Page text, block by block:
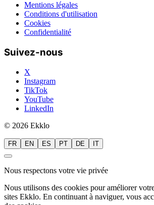
Mentions légales
Conditions d'utilisation
Cookies
Confidentialité
Suivez-nous
X
Instagram
TikTok
YouTube
LinkedIn
© 2026 Ekklo
FR EN ES PT DE IT
Nous respectons votre vie privée
Nous utilisons des cookies pour améliorer
sites Ekklo. En continuant à naviguer, vous